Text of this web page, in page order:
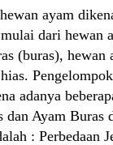
ayam
dari hewan
(buras), hewan
adanya
dan Ayam Buras
: Perbedaan